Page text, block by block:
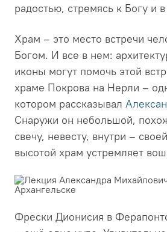
радостью, стремясь к Богу и
Храм – это место встречи
Богом. И все в нем:
иконы могут помочь этой
храме Покрова на Нерли –
котором рассказывал
Снаружи он небольшой,
свечу, невесту, внутри –
высотой храм устремляет
Фрески Дионисия в